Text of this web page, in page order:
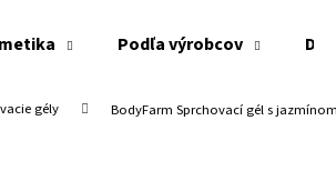
Podľa výrobcov
gély BodyFarm Sprchovací gél s jazmínom
nájsť?